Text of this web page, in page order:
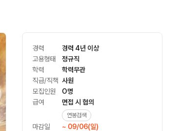
경력
경력 4년 이상
고용형태
정규직
학력
학력무관
직급/직책 사원
모집인원
O명
급여
면접 시 협의
연봉검색
마감일 ~ 09/06(일)